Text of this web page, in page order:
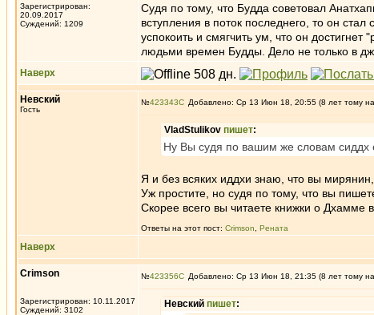
Зарегистрирован:
20.09.2017
Суждений: 1209
Судя по тому, что Будда советовал
вступления в поток последнего, то он
успокоить и смягчить ум, что он
людьми времен Будды. Дело не только в
Наверх
Невский
Гость
№423343 Добавлено: Ср 13 Июн 18, 20:55 (8 лет тому
VladStulikov пишет:
Ну Вы судя по вашим же словам сиддх
Я и без всяких иддхи знаю, что вы
Уж простите, но судя по тому, что вы
Скорее всего вы читаете книжки о Дхамме
Ответы на этот пост: Crimson Рената
Наверх
Crimson
Зарегистрирован: 10.11.2017
Суждений: 3102
№423356 Добавлено: Ср 13 Июн 18, 21:35 (8 лет тому
Невский пишет: